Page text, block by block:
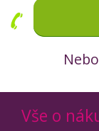
Vše o